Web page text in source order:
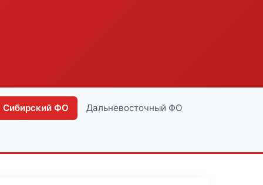
Сибирский ФО Дальневосточный ФО